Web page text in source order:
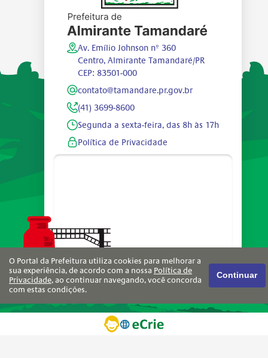
Av. Emílio Johnson nº 360
Centro, Almirante Tamandaré/PR
CEP: 83501-000
contato@tamandare.pr.gov.br
(41) 3699-8600
Segunda a sexta-feira, das 8h às 17h
Política de Privacidade
O Portal da Prefeitura utiliza cookies para melhorar a
sua experiência, de acordo com a nossa Política de
Privacidade, ao continuar navegando, você concorda
com estas condições.
Continuar